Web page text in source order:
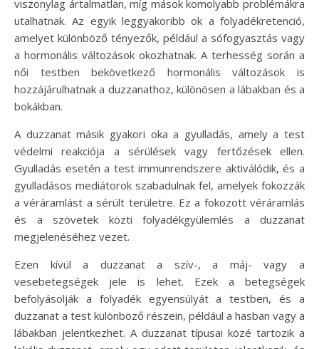
viszonylag ártalmatlan, míg mások komolyabb problémákra
utalhatnak. Az egyik leggyakoribb ok a folyadékretenció,
amelyet különböző tényezők, például a sófogyasztás vagy
a hormonális változások okozhatnak. A terhesség során a
női testben bekövetkező hormonális változások is
hozzájárulhatnak a duzzanathoz, különösen a lábakban és a
bokákban.
A duzzanat másik gyakori oka a gyulladás, amely a test
védelmi reakciója a sérülések vagy fertőzések ellen.
Gyulladás esetén a test immunrendszere aktiválódik, és a
gyulladásos mediátorok szabadulnak fel, amelyek fokozzák
a véráramlást a sérült területre. Ez a fokozott véráramlás
és a szövetek közti folyadékgyülemlés a duzzanat
megjelenéséhez vezet.
Ezen kívül a duzzanat a szív-, a máj- vagy a
vesebetegségek jele is lehet. Ezek a betegségek
befolyásolják a folyadék egyensúlyát a testben, és a
duzzanat a test különböző részein, például a hasban vagy a
lábakban jelentkezhet. A duzzanat típusai közé tartozik a